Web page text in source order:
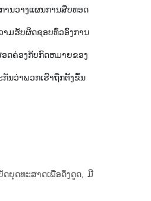
ານວາງແຜນການສືບທອດ
າມ​ຮັບ​ຜິດ​ຊອບ​ທົ່ວ​ອົງ​ການ​
ອດ​ຄ່ອງ​ກັບ​ກົດ​ຫມາຍ​ຂອງ​
ນວ່າພວກເຮົາຖືກຕັ້ງຂຶ້ນ
ຍຸດທະສາດເພື່ອດຶງດູດ, ມີ